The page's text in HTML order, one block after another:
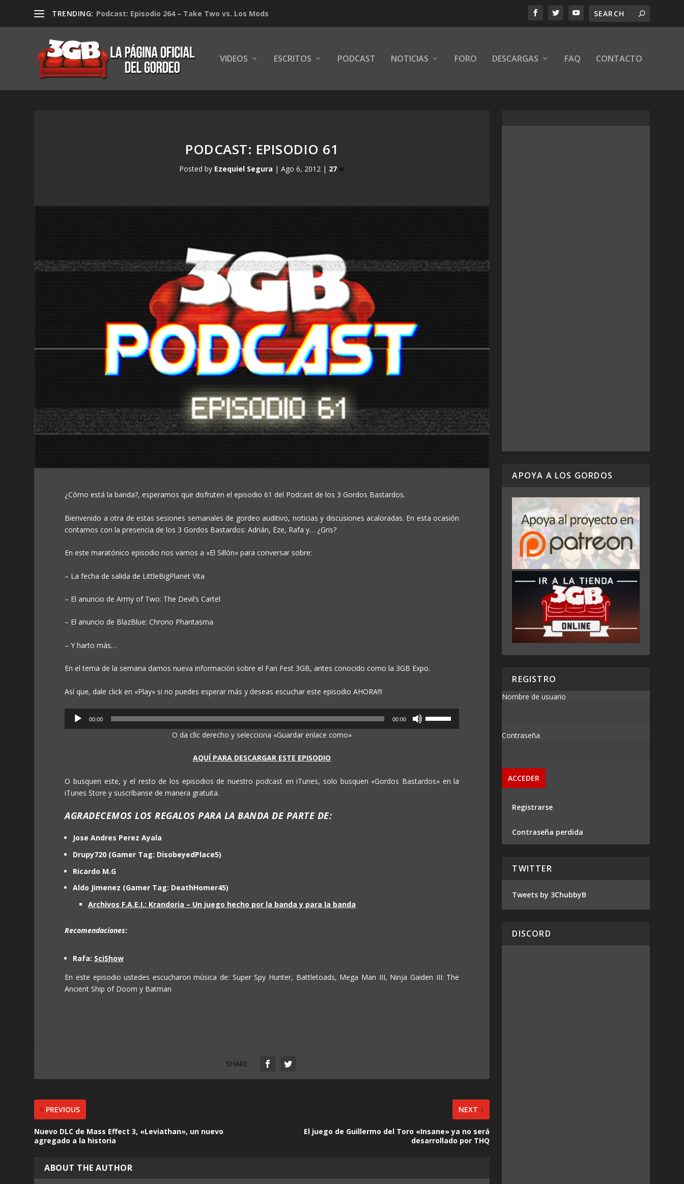
TRENDING: Podcast: Episodio 264 – Take Two vs. Los Mods
VIDEOS ESCRITOS PODCAST NOTICIAS FORO DESCARGAS FAQ CONTACTO
PODCAST: EPISODIO 61
Posted by Ezequiel Segura | Ago 6, 2012| 27
¿Cómo está la banda?, esperamos que disfruten el episodio 61 del Podcast de los 3 Gordos Bastardos.
Bienvenido a otra de estas sesiones semanales de gordeo auditivo, noticias y discusiones acaloradas. En esta ocasión
contamos con la presencia de los 3 Gordos Bastardos: Adrián, Eze, Rafa y… ¿Gris?
En este maratónico episodio nos vamos a «El Sillón» para conversar sobre:
– La fecha de salida de LittleBigPlanet Vita
– El anuncio de Army of Two: The Devil’s Cartel
– El anuncio de BlazBlue: Chrono Phantasma
– Y harto más…
En el tema de la semana damos nueva información sobre el Fan Fest 3GB, antes conocido como la 3GB Expo.
Así que, dale click en «Play» si no puedes esperar más y deseas escuchar este episodio AHORA!!!
Reproductor
00:00 00:00
a
p
O da clic derecho y selecciona «Guardar enlace como»
AQUÍ PARA DESCARGAR ESTE EPISODIO
O busquen este, y el resto de los episodios de nuestro podcast en iTunes, solo busquen «Gordos Bastardos» en la
iTunes Store y suscríbanse de manera gratuita.
AGRADECEMOS LOS REGALOS PARA LA BANDA DE PARTE DE:
Jose Andres Perez Ayala
Drupy720 (Gamer Tag: DisobeyedPlace5)
Ricardo M.G
Aldo Jimenez (Gamer Tag: DeathHomer45)
Archivos F.A.E.I.: Krandoria – Un juego hecho por la banda y para la banda
Recomendaciones:
Rafa: SciShow
En este episodio ustedes escucharon música de: Super Spy Hunter, Battletoads, Mega Man III, Ninja Gaiden III: The
Ancient Ship of Doom y Batman
SHARE:
PREVIOUS
Nuevo DLC de Mass Effect 3, «Leviathan», un nuevo
agregado a la historia
NEXT
El juego de Guillermo del Toro «Insane» ya no será
desarrollado por THQ
ABOUT THE AUTHOR
APOYA A LOS GORDOS
REGISTRO
Nombre de usuario
Contraseña
Registrarse
Contraseña perdida
TWITTER
Tweets by 3ChubbyB
DISCORD